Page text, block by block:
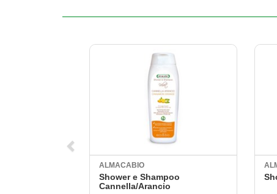
ALMACABIO
Shower e Shampoo
Cannella/Arancio